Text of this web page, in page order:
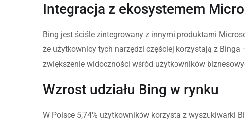
Integracja z ekosystemem
Bing jest ściśle zintegrowany z innymi produktami
że użytkownicy tych narzędzi częściej korzystają z Binga
zwiększenie widoczności wśród użytkowników
Wzrost udziału Bing w rynku
W Polsce 5,74% użytkowników korzysta z wyszukiwarki